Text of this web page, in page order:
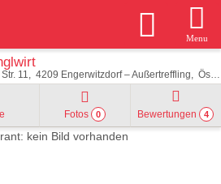
Menu
11 4209 Engerwitzdorf – Außertreffling Österreich
Fotos 0 Bewertungen 4